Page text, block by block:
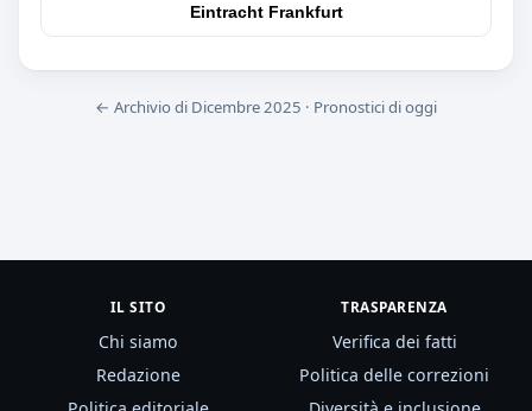
Eintracht Frankfurt
← Archivio di Dicembre 2025 · Pronostici di oggi
IL SITO
Chi siamo
Redazione
TRASPARENZA
Verifica dei fatti
Politica delle correzioni